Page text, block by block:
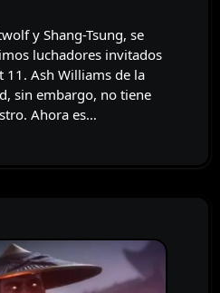
luchadores invitados
11. Ash Williams de la
sin embargo, no tiene
Ahora es…